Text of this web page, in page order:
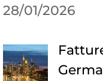
28/01/2026